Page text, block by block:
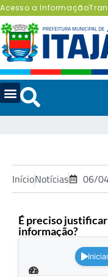
Acesso a Informação
InícioNotícias 06/
É preciso
informação?